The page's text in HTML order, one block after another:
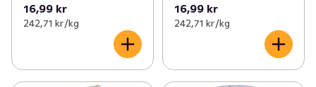
16,99 kr
242,71 kr /kg
16,99 kr
242,71 kr /kg